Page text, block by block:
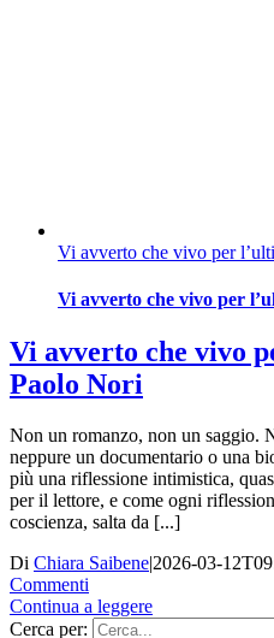
Vi avverto che vivo per
Vi avverto che vivo per
Vi avverto che vivo
Paolo Nori
Non un romanzo, non un saggio.
neppure un documentario o una
più una riflessione intimistica,
per il lettore, e come ogni
coscienza, salta da [...]
Di Chiara Saibene|2026-03-
Commenti
Continua a leggere
Cerca per: